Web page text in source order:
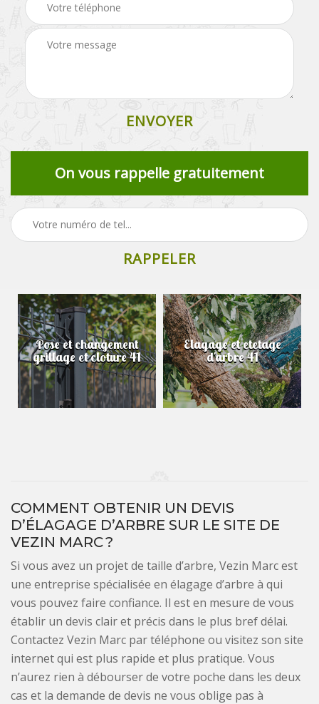
On vous rappelle gratuitement
Pose et changement
grillage et cloture 41
Elagage et etetage
d'arbre 41
COMMENT OBTENIR UN DEVIS
D’ÉLAGAGE D’ARBRE SUR LE SITE DE
VEZIN MARC ?
Si vous avez un projet de taille d’arbre, Vezin Marc est
une entreprise spécialisée en élagage d’arbre à qui
vous pouvez faire confiance. Il est en mesure de vous
établir un devis clair et précis dans le plus bref délai.
Contactez Vezin Marc par téléphone ou visitez son site
internet qui est plus rapide et plus pratique. Vous
n’aurez rien à débourser de votre poche dans les deux
cas et la demande de devis ne vous oblige pas à